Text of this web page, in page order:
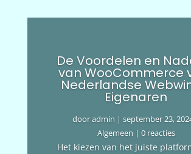
De Voordelen en
van WooCommerce
Nederlandse
Eigenaren
dooradmin |september 23,
Algemeen | 0 reacties
Het kiezen van het juiste